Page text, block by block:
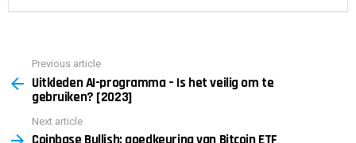
more
Previous article
Uitkleden AI-programma – Is het veilig om te
gebruiken? [2023]
Next article